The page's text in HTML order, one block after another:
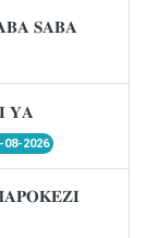
𝐒𝐀𝐁𝐀
𝐘𝐀
08-2026